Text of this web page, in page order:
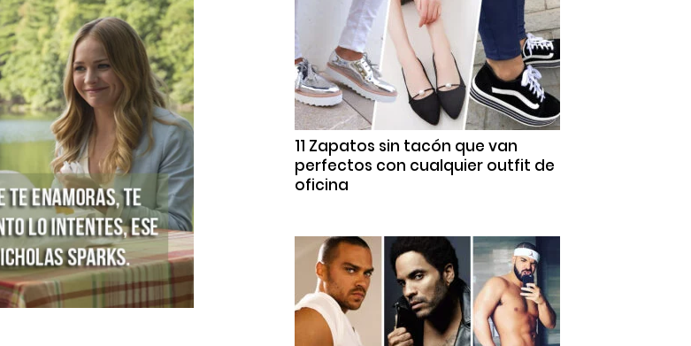
11 Zapatos sin tacón que van
perfectos con cualquier outfit de
oficina